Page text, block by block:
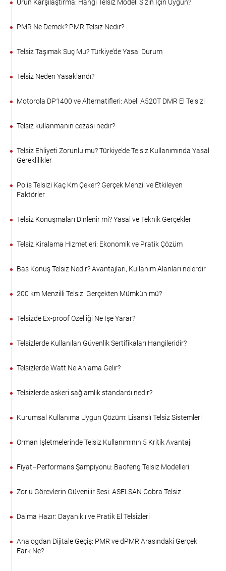
Ürün Karşılaştırma: Hangi Telsiz Modeli Sizin İçin Uygun?
PMR Ne Demek? PMR Telsiz Nedir?
Telsiz Taşımak Suç Mu? Türkiye’de Yasal Durum
Telsiz Neden Yasaklandı?
Motorola DP1400 ve Alternatifleri: Abell A520T DMR El Telsizi
Telsiz kullanmanın cezası nedir?
Telsiz Ehliyeti Zorunlu mu? Türkiye’de Telsiz Kullanımında Yasal
Gereklilikler
Polis Telsizi Kaç Km Çeker? Gerçek Menzil ve Etkileyen
Faktörler
Telsiz Konuşmaları Dinlenir mi? Yasal ve Teknik Gerçekler
Telsiz Kiralama Hizmetleri: Ekonomik ve Pratik Çözüm
Bas Konuş Telsiz Nedir? Avantajları, Kullanım Alanları nelerdir
200 km Menzilli Telsiz: Gerçekten Mümkün mü?
Telsizde Ex-proof Özelliği Ne İşe Yarar?
Telsizlerde Kullanılan Güvenlik Sertifikaları Hangileridir?
Telsizlerde Watt Ne Anlama Gelir?
Telsizlerde askeri sağlamlık standardı nedir?
Kurumsal Kullanıma Uygun Çözüm: Lisanslı Telsiz Sistemleri
Orman İşletmelerinde Telsiz Kullanımının 5 Kritik Avantajı
Fiyat–Performans Şampiyonu: Baofeng Telsiz Modelleri
Zorlu Görevlerin Güvenilir Sesi: ASELSAN Cobra Telsiz
Daima Hazır: Dayanıklı ve Pratik El Telsizleri
Analogdan Dijitale Geçiş: PMR ve dPMR Arasındaki Gerçek
Fark Ne?